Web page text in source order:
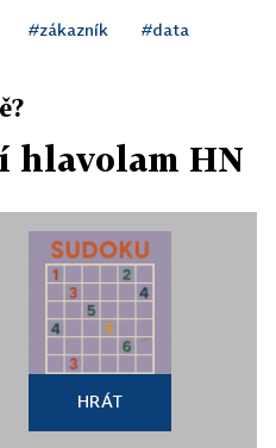
#zákazník #data
hlavolam HN
HRÁT